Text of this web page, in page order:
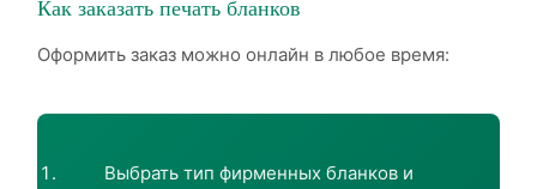
Как заказать печать бланков
Оформить заказ можно онлайн в любое время:
Выбрать тип фирменных бланков и